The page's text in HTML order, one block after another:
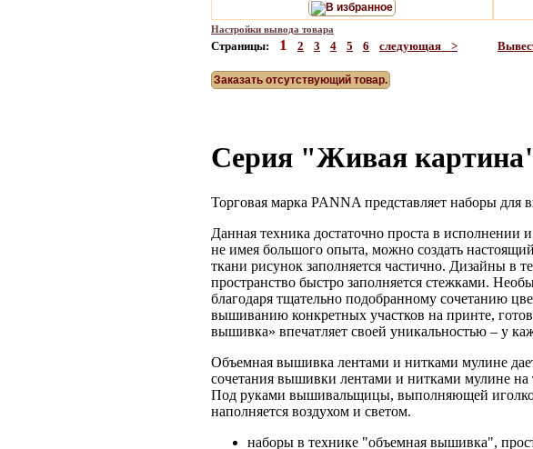
В избранное
Настройки вывода товара
Страницы: 1 2 3 4 5 6 следующая >
Заказать отсутствующий товар.
Серия "Живая
Торговая марка PANNA представляет наборы
Данная техника достаточно проста в
не имея большого опыта, можно создать
ткани рисунок заполняется частично. Дизайны
пространство быстро заполняется стежками.
благодаря тщательно подобранному сочетанию
вышиванию конкретных участков на принте,
вышивка» впечатляет своей уникальностью – у
Объемная вышивка лентами и нитками мулине
сочетания вышивки лентами и нитками мулине на
Под руками вышивальщицы, выполняющей иголкой
наполняется воздухом и светом.
наборы в технике "объемная вышивка",